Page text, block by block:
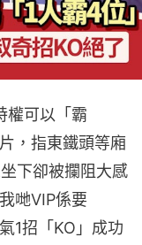
權可以「霸
，指東鐵頭等廂
下卻被攔阻大感
哋VIP係要
1招「KO」成功